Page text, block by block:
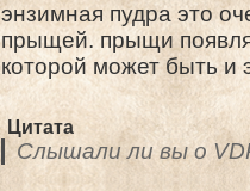
энзимная пудра это
прыщей. прыщи
которой может быть и
Цитата
Слышали ли вы о